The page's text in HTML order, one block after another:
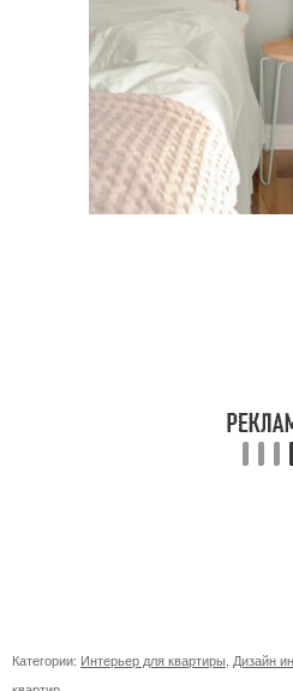
Категории: Интерьер для квартиры Дизайн